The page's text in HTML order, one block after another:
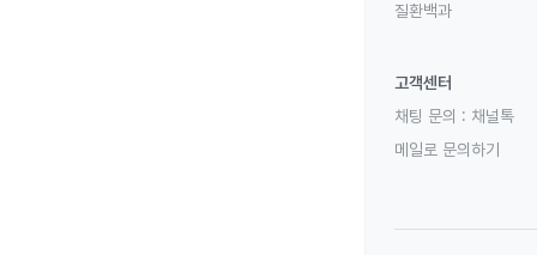
질환백과
고객센터
채팅 문의 : 채널톡
메일로 문의하기